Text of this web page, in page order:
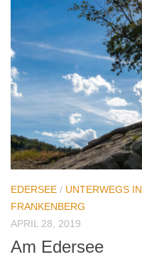
EDERSEE / UNTERWEGS
FRANKENBERG
APRIL 28, 2019
Am Edersee